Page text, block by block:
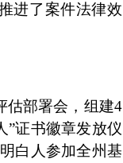
进了案件法律效
估部署会，组建4
”证书徽章发放仪
白人参加全州基